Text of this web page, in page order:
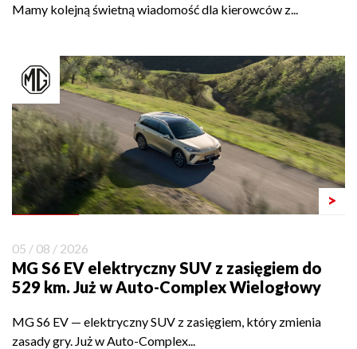
Mamy kolejną świetną wiadomość dla kierowców z...
>
05 / 08 / 2026
MG S6 EV elektryczny SUV z zasięgiem do
529 km. Już w Auto-Complex Wielogłowy
MG S6 EV — elektryczny SUV z zasięgiem, który zmienia
zasady gry. Już w Auto-Complex...